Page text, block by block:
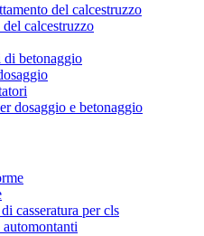
del calcestruzzo
calcestruzzo
di betonaggio
dosaggio e betonaggio
casseratura per cls
automontanti